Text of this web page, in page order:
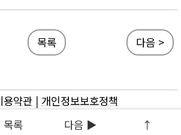
목록 다음 >
용약관 | 개인정보보호정책
ⓒ 마리아사랑넷
목록 다음 ▶ ↑